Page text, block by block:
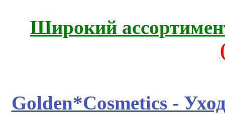
Широкий
Golden*Cosmetics -